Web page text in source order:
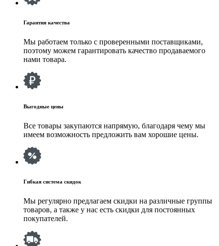
Гарантия качества
Мы работаем только с проверенными поставщиками,
поэтому можем гарантировать качество продаваемого
нами товара.
Выгодные цены
Все товары закупаются напрямую, благодаря чему мы
имеем возможность предложить вам хорошие цены.
Гибкая система скидок
Мы регулярно предлагаем скидки на различные группы
товаров, а также у нас есть скидки для постоянных
покупателей.